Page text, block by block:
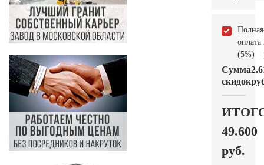
Полная
оплата
(5%)
Сумма
скидок
49.600
руб.